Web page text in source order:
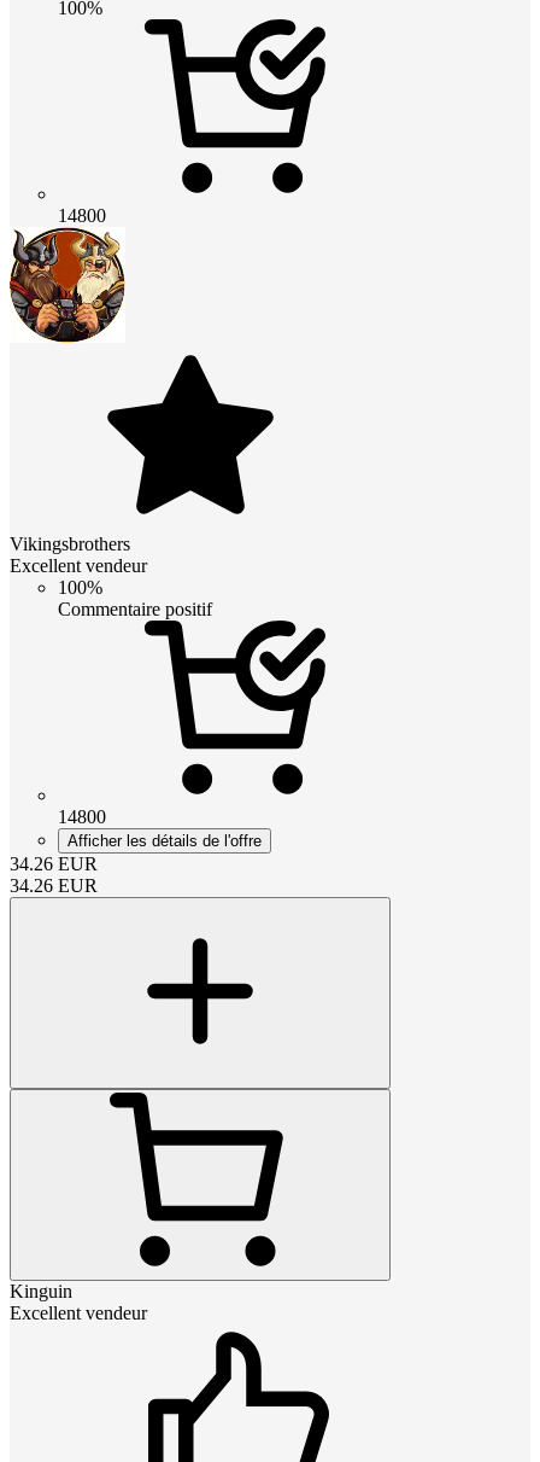
100%
14800
Vikingsbrothers
Excellent vendeur
100%
Commentaire positif
14800
Afficher les détails de l'offre
34.26 EUR
34.26 EUR
Kinguin
Excellent vendeur